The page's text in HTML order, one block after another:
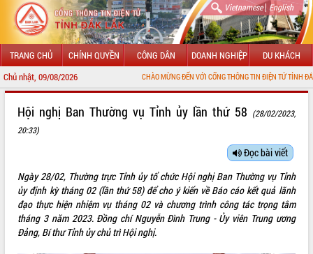
Vietnamese| English
TRANG CHỦ CHÍNH QUYỀN CÔNG DÂN DOANH NGHIỆP DU KHÁCH
Chủ nhật, 09/08/2026 CHÀO MỪNG ĐẾN VỚI CỔNG THÔNG TIN ĐIỆN TỬ TỈNH ĐẮK LẮK
LÃNH ĐẠO UBND TỈNH
SỞ, BAN, NGÀNH
UBND CÁC XÃ, PHƯỜNG
Hội nghị Ban Thường vụ Tỉnh ủy lần thứ 58 (28/02/2023,
20:33)
Đọc bài viết
Ngày 28/02, Thường trực Tỉnh ủy tổ chức Hội nghị Ban Thường vụ Tỉnh
ủy định kỳ tháng 02 (lần thứ 58) để cho ý kiến về Báo cáo kết quả lãnh
đạo thực hiện nhiệm vụ tháng 02 và chương trình công tác trọng tâm
tháng 3 năm 2023. Đồng chí Nguyễn Đình Trung - Ủy viên Trung ương
Đảng, Bí thư Tỉnh ủy chủ trì Hội nghị.